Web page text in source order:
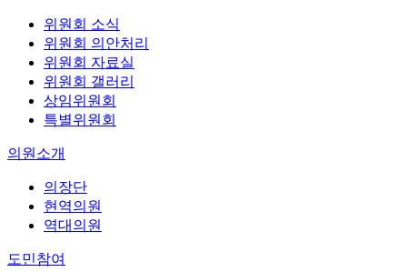
위원회 소식
위원회 의안처리
위원회 자료실
위원회 갤러리
상임위원회
특별위원회
의원소개
의장단
현역의원
역대의원
도민참여